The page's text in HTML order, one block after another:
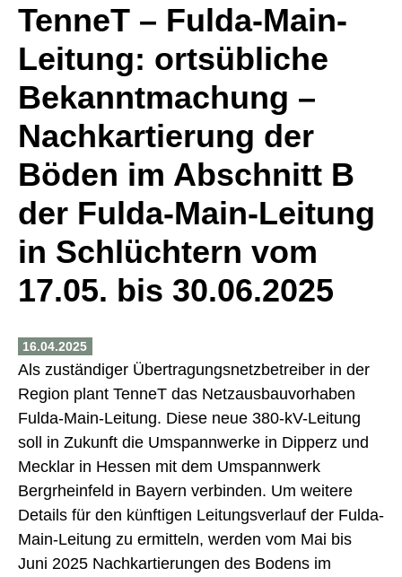
TenneT – Fulda-Main-
Leitung: ortsübliche
Bekanntmachung –
Nachkartierung der
Böden im Abschnitt B
der Fulda-Main-Leitung
in Schlüchtern vom
17.05. bis 30.06.2025
16.04.2025
Als zuständiger Übertragungsnetzbetreiber in der
Region plant TenneT das Netzausbauvorhaben
Fulda-Main-Leitung. Diese neue 380-kV-Leitung
soll in Zukunft die Umspannwerke in Dipperz und
Mecklar in Hessen mit dem Umspannwerk
Bergrheinfeld in Bayern verbinden. Um weitere
Details für den künftigen Leitungsverlauf der Fulda-
Main-Leitung zu ermitteln, werden vom Mai bis
Juni 2025 Nachkartierungen des Bodens im